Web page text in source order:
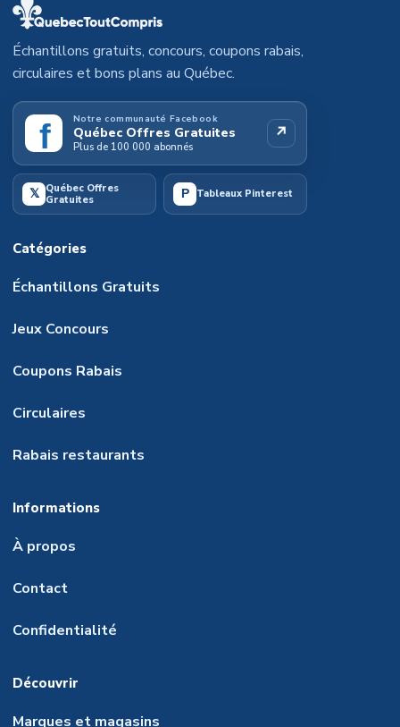
Échantillons gratuits, concours, coupons rabais,
circulaires et bons plans au Québec.
f Notre communauté Facebook
Québec Offres Gratuites
Plus de 100 000 abonnés
↗
𝕏 Québec Offres
Gratuites
P Tableaux Pinterest
Catégories
Échantillons Gratuits
Jeux Concours
Coupons Rabais
Circulaires
Rabais restaurants
Informations
À propos
Contact
Confidentialité
Découvrir
Marques et magasins